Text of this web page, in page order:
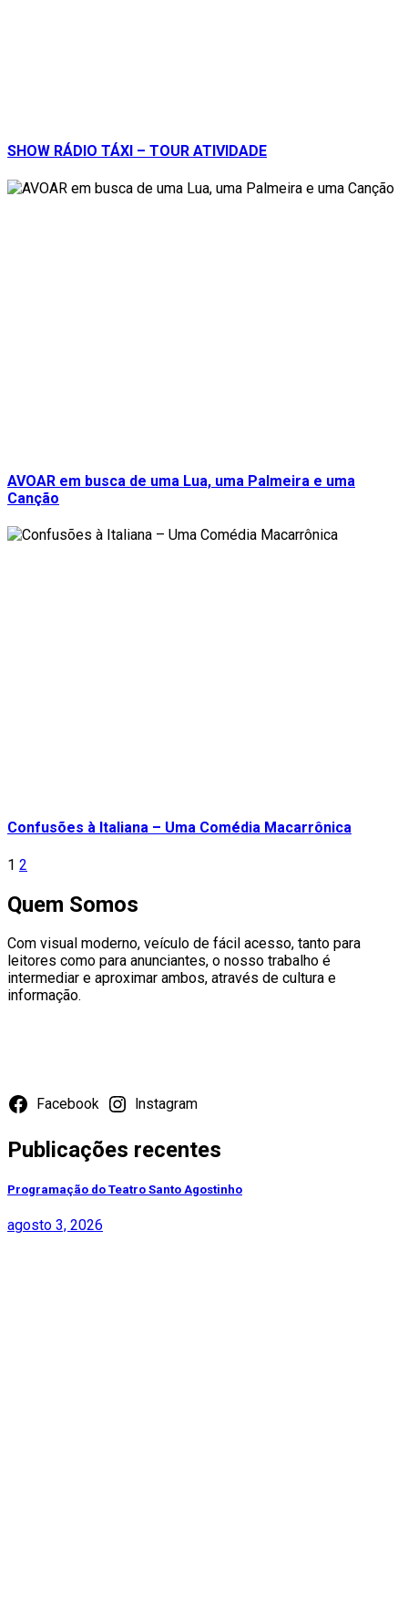
SHOW RÁDIO TÁXI – TOUR ATIVIDADE
AVOAR em busca de uma Lua, uma Palmeira e uma
Canção
Confusões à Italiana – Uma Comédia Macarrônica
Paginação
de
posts
1 2
Quem Somos
Com visual moderno, veículo de fácil acesso, tanto para
leitores como para anunciantes, o nosso trabalho é
intermediar e aproximar ambos, através de cultura e
informação.
Facebook Instagram
Publicações recentes
Programação do Teatro Santo Agostinho
agosto 3, 2026